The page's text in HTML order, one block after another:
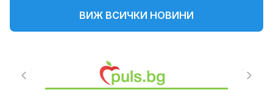
ВИЖ ВСИЧКИ НОВИНИ